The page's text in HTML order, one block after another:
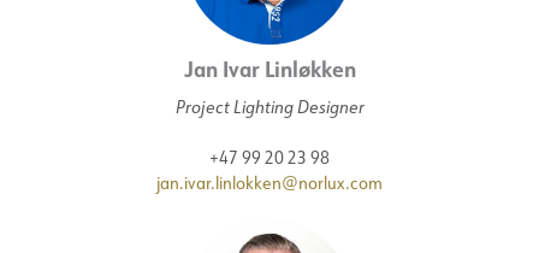
Jan Ivar Linløkken
Project Lighting Designer
+47 99 20 23 98
jan.ivar.linlokken@norlux.com